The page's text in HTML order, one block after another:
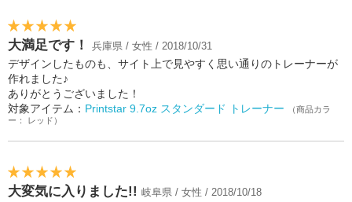
大満足です！ 兵庫県 / 女性 / 2018/10/31
デザインしたものも、サイト上で見やすく思い通りのトレーナーが
作れました♪
ありがとうございました！
対象アイテム： Printstar 9.7oz スタンダード トレーナー
（商品カラ
ー： レッド）
大変気に入りました!! 岐阜県 / 女性 / 2018/10/18